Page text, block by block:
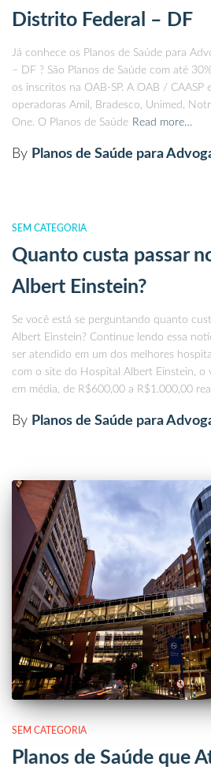
Distrito Federal – DF
Já conhece os Planos de Saúde para
– DF ? São Planos de Saúde com até
os inscritos na OAB-SP. A OAB / CAASP
operadoras Amil, Bradesco, Unimed,
One. O Planos de Saúde Read more…
By Planos de Saúde para
SEM CATEGORIA
Quanto custa passar
Albert Einstein?
Se você está se perguntando quanto
Albert Einstein? Continue lendo essa
ser atendido em um dos melhores
com o site do Hospital Albert Einstein, o
em média, de R$600,00 a R$1.000,00
By Planos de Saúde para
SEM CATEGORIA
Planos de Saúde que